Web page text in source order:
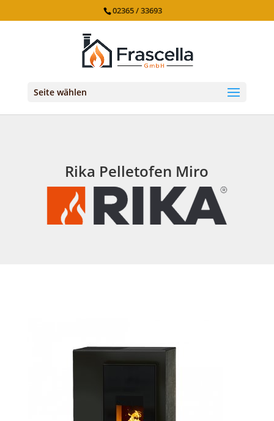
02365 / 33693
Seite wählen
Rika Pelletofen Miro